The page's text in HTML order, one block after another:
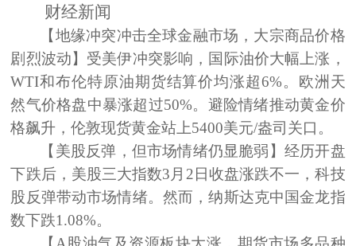
财经新闻
【地缘冲突冲击全球金融市场，大宗商品价格
剧烈波动】 受美伊冲突影响，国际油价大幅上涨，
WTI和布伦特原油期货结算价均涨超6%。欧洲天
然气价格盘中暴涨超过50%。避险情绪推动黄金价
格飙升，伦敦现货黄金站上5400美元/盎司关口。
【美股反弹，但市场情绪仍显脆弱】 经历开盘
下跌后，美股三大指数3月2日收盘涨跌不一，科技
股反弹带动市场情绪。然而，纳斯达克中国金龙指
数下跌1.08%。